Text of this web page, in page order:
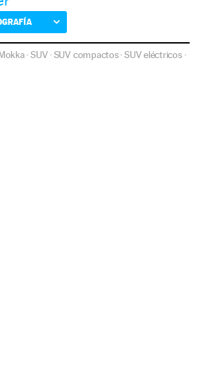
·SUV ·SUV compactos·SUV eléctricos·